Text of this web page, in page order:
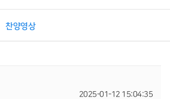
찬양영상
2025-01-12 15:04:35